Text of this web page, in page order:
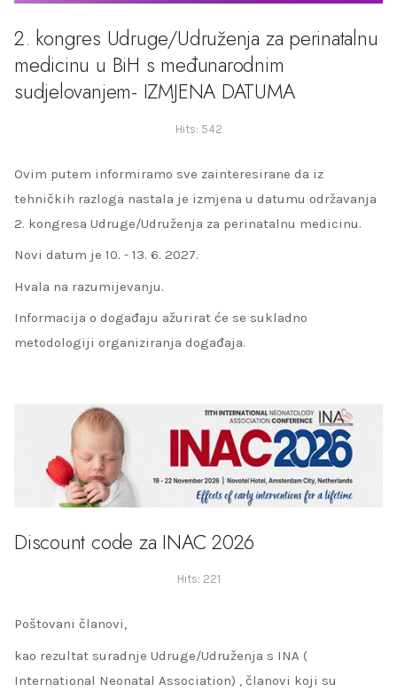
2. kongres Udruge/Udruženja za perinatalnu
medicinu u BiH s međunarodnim
sudjelovanjem- IZMJENA DATUMA
Hits: 542
Ovim putem informiramo sve zainteresirane da iz
tehničkih razloga nastala je izmjena u datumu održavanja
2. kongresa Udruge/Udruženja za perinatalnu medicinu.
Novi datum je 10. - 13. 6. 2027.
Hvala na razumijevanju.
Informacija o događaju ažurirat će se sukladno
metodologiji organiziranja događaja.
Discount code za INAC 2026
Hits: 221
Poštovani članovi,
kao rezultat suradnje Udruge/Udruženja s INA (
International Neonatal Association) , članovi koji su